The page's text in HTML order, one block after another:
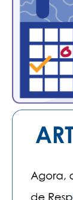
CADASTRO
ASSOCIE-SE
ATUALIZAÇÃO
NÚCLEO JOVEM